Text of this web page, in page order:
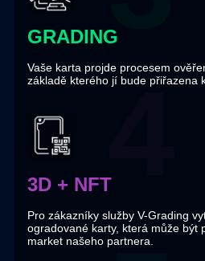
GRADING
Vaše karta projde procesem
základě kterého jí bude přiřazena
3D + NFT
Pro zákazníky služby V-Grading
ogradované karty, která může být
market našeho partnera.